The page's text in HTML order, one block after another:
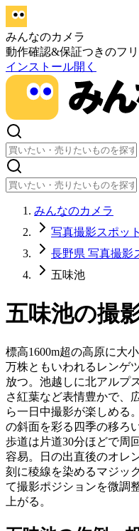
みんなのカメラ
動作確認&保証つきのフ
インストール開く
みんなのカメラ
写真撮影スポット
長野県 写真撮影
五味池
五味池の撮
標高1600m超の高原に大
万株ともいわれるレンゲ
放つ。池越しに北アルプ
さ紅葉など表情豊かで、
ら一日中撮影が楽しめる
の斜面を彩る四季の移ろ
歩道は片道30分ほどで周
容易。日の出直後のオレ
刻に稜線を染めるマジッ
て撮影ポジションを微調
上がる。